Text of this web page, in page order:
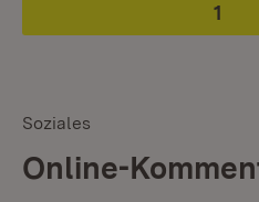
1
:
Soziales
Online-